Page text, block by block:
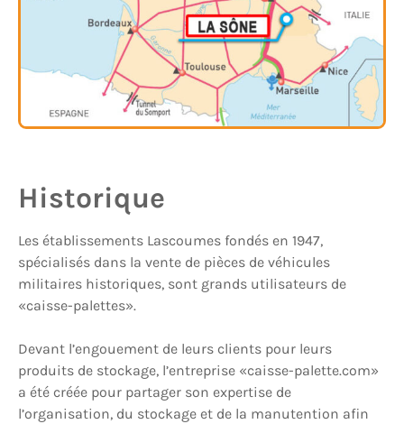
Historique
Les établissements Lascoumes fondés en 1947,
spécialisés dans la vente de pièces de véhicules
militaires historiques, sont grands utilisateurs de
«caisse-palettes».
Devant l’engouement de leurs clients pour leurs
produits de stockage, l’entreprise «caisse-palette.com»
a été créée pour partager son expertise de
l’organisation, du stockage et de la manutention afin